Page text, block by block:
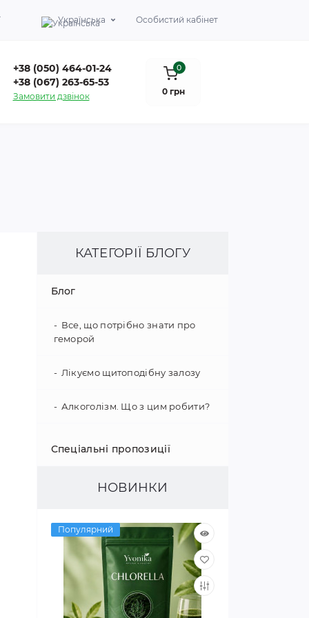
Українська Особистий кабінет
+38 (050) 464-01-24
+38 (067) 263-65-53
Замовити дзвінок
0
0 грн
КАТЕГОРІЇ БЛОГУ
Блог
Все, що потрібно знати про
геморой
Лікуємо щитоподібну залозу
Алкоголізм. Що з цим робити?
Як покращити слух
Цікаві факти про наш організм
Покращуємо зір
Спеціальні пропозиції
НОВИНКИ
Популярний